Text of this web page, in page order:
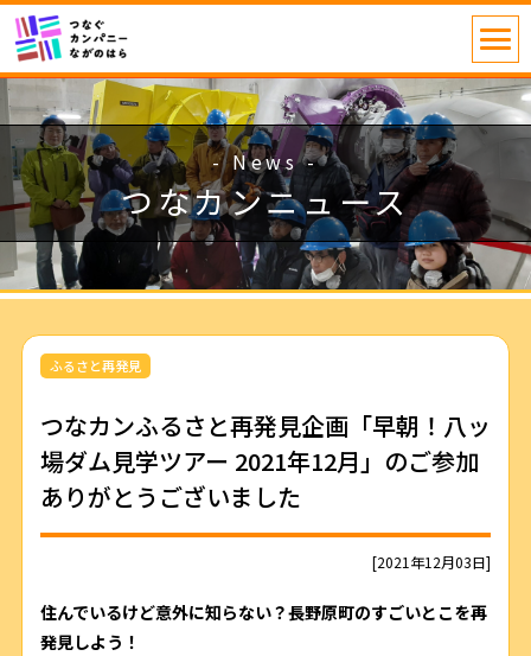
- News -
つなカンニュース
ふるさと再発見
つなカンふるさと再発見企画「早朝！八ッ
場ダム見学ツアー 2021年12月」のご参加
ありがとうございました
[2021年12月03日]
住んでいるけど意外に知らない？長野原町のすごいとこを再
発見しよう！